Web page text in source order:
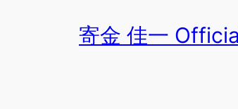
寄金 佳一